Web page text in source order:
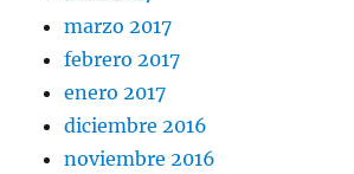
marzo 2017
febrero 2017
enero 2017
diciembre 2016
noviembre 2016